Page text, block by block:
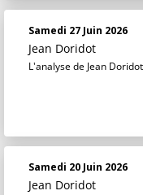
Samedi 27 Juin 2026
Jean Doridot
L'analyse de Jean
Samedi 20 Juin 2026
Jean Doridot